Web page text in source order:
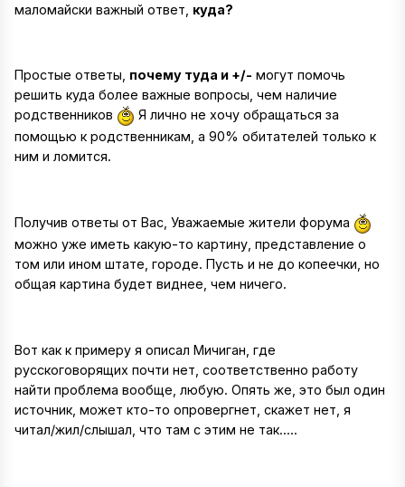
маломайски важный ответ, куда?
Простые ответы, почему туда и +/- могут помочь
решить куда более важные вопросы, чем наличие
родственников
Я лично не хочу обращаться за
помощью к родственникам, а 90% обитателей только к
ним и ломится.
Получив ответы от Вас, Уважаемые жители форума
можно уже иметь какую-то картину, представление о
том или ином штате, городе. Пусть и не до копеечки, но
общая картина будет виднее, чем ничего.
Вот как к примеру я описал Мичиган, где
русскоговорящих почти нет, соответственно работу
найти проблема вообще, любую. Опять же, это был один
источник, может кто-то опровергнет, скажет нет, я
читал/жил/слышал, что там с этим не так.....